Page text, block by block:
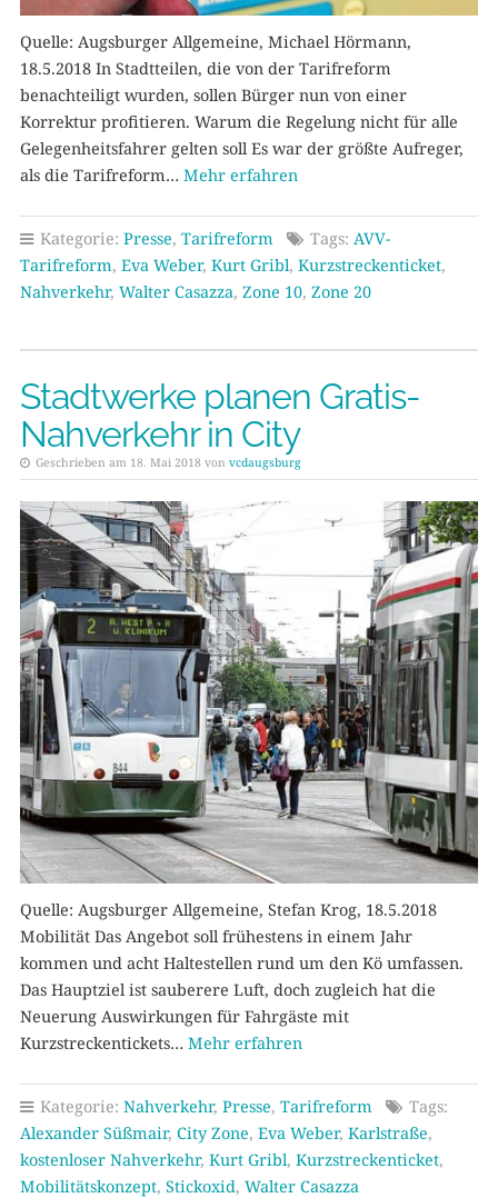
Quelle: Augsburger Allgemeine, Michael Hörmann,
18.5.2018 In Stadtteilen, die von der Tarifreform
benachteiligt wurden, sollen Bürger nun von einer
Korrektur profitieren. Warum die Regelung nicht für alle
Gelegenheitsfahrer gelten soll Es war der größte Aufreger,
als die Tarifreform… Mehr erfahren
Kategorie: Presse, Tarifreform Tags: AVV-
Tarifreform, Eva Weber, Kurt Gribl, Kurzstreckenticket,
Nahverkehr, Walter Casazza, Zone 10, Zone 20
Stadtwerke planen Gratis-
Nahverkehr in City
Geschrieben am 18. Mai 2018 von vcdaugsburg
Quelle: Augsburger Allgemeine, Stefan Krog, 18.5.2018
Mobilität Das Angebot soll frühestens in einem Jahr
kommen und acht Haltestellen rund um den Kö umfassen.
Das Hauptziel ist sauberere Luft, doch zugleich hat die
Neuerung Auswirkungen für Fahrgäste mit
Kurzstreckentickets… Mehr erfahren
Kategorie: Nahverkehr, Presse, Tarifreform
Tags:
Alexander Süßmair, City Zone, Eva Weber, Karlstraße,
kostenloser Nahverkehr, Kurt Gribl, Kurzstreckenticket,
Mobilitätskonzept, Stickoxid, Walter Casazza